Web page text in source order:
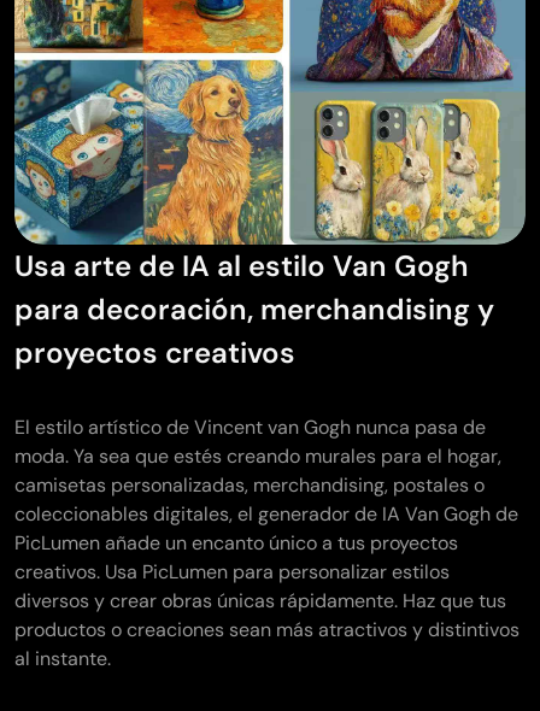
Usa arte de IA al estilo Van Gogh
para decoración, merchandising y
proyectos creativos
El estilo artístico de Vincent van Gogh nunca pasa de
moda. Ya sea que estés creando murales para el hogar,
camisetas personalizadas, merchandising, postales o
coleccionables digitales, el generador de IA Van Gogh de
PicLumen añade un encanto único a tus proyectos
creativos. Usa PicLumen para personalizar estilos
diversos y crear obras únicas rápidamente. Haz que tus
productos o creaciones sean más atractivos y distintivos
al instante.